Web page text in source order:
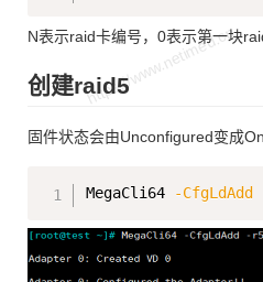
N表示raid卡编号，0表示第一块
创建raid5
固件状态会由Unconfigured变成
MegaCli64 -CfgLdAdd